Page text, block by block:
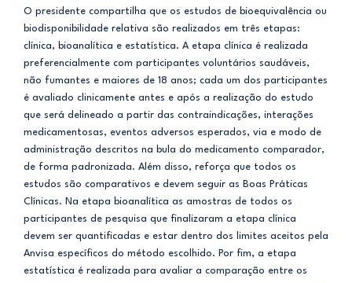
O presidente compartilha que os estudos de bioequivalência ou
biodisponibilidade relativa são realizados em três etapas:
clínica, bioanalítica e estatística. A etapa clínica é realizada
preferencialmente com participantes voluntários saudáveis,
não fumantes e maiores de 18 anos; cada um dos participantes
é avaliado clinicamente antes e após a realização do estudo
que será delineado a partir das contraindicações, interações
medicamentosas, eventos adversos esperados, via e modo de
administração descritos na bula do medicamento comparador,
de forma padronizada. Além disso, reforça que todos os
estudos são comparativos e devem seguir as Boas Práticas
Clínicas. Na etapa bioanalítica as amostras de todos os
participantes de pesquisa que finalizaram a etapa clínica
devem ser quantificadas e estar dentro dos limites aceitos pela
Anvisa específicos do método escolhido. Por fim, a etapa
estatística é realizada para avaliar a comparação entre os